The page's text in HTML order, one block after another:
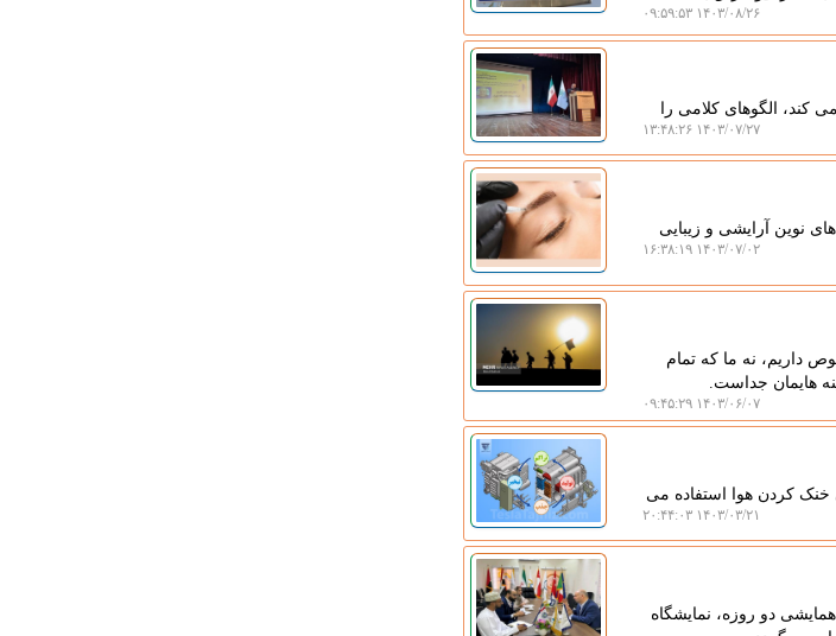
۱۴۰۳/۰۸/۲۶ ۰۹:۵۹:۵۳
الگوهای کلامی را
۱۴۰۳/۰۷/۲۷ ۱۳:۴۸:۲۶
نوین آرایشی و زیبایی
۱۴۰۳/۰۷/۰۲ ۱۶:۳۸:۱۹
داریم، نه ما که تمام
هایمان جداست.
۱۴۰۳/۰۶/۰۷ ۰۹:۴۵:۲۹
خنک کردن هوا استفاده می
۱۴۰۳/۰۳/۲۱ ۲۰:۴۴:۰۳
دو روزه، نمایشگاه